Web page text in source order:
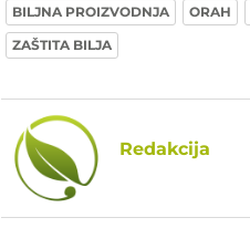
BILJNA PROIZVODNJA ORAH
ZAŠTITA BILJA
Redakcija